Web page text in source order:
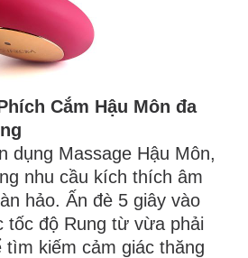
Cắm Hậu Môn đa
dụng Massage Hậu Môn,
nhu cầu kích thích âm
hảo. Ấn đè 5 giây vào
tốc độ Rung từ vừa phải
tìm kiếm cảm giác thăng